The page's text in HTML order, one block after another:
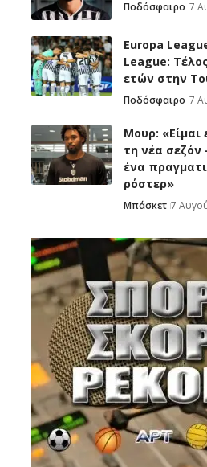
Ποδόσφαιρο 7
Europa
League:
ετών στην
Ποδόσφαιρο 7
Μουρ: «Είμαι
τη νέα σεζόν
ένα
ρόστερ»
Μπάσκετ 7